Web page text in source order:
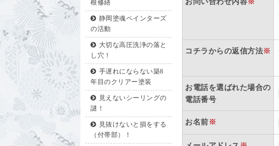
根修繕
静岡塗魂ペインターズ
の活動
大切な高圧洗浄の落と
し穴！
手遅れにならない築8
年目のクリアー塗装
見えないシーリングの
謎！
見抜けないと損をする
（付帯部）！
コチラからの返信方法※
お電話を選ばれた場合の
電話番号
お名前※